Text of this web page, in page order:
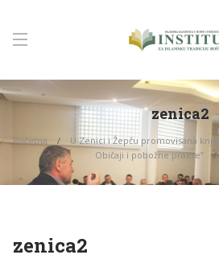
zenica2
Početna
U Zenici i Žepču promovisana
Običaji i pobožne prakse”
zenica2